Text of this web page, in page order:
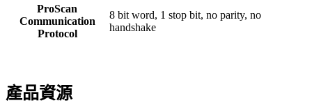
ProScan
Communication
Protocol
8 bit word, 1 stop bit, no parity, no
handshake
產品資源